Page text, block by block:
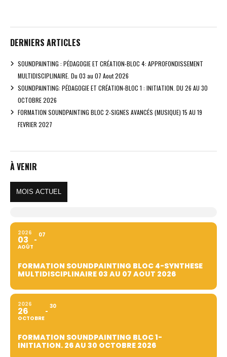
DERNIERS ARTICLES
SOUNDPAINTING : PÉDAGOGIE ET CRÉATION-BLOC 4: APPROFONDISSEMENT
MULTIDISCIPLINAIRE. Du 03 au 07 Aout 2026
SOUNDPAINTING: PÉDAGOGIE ET CRÉATION-BLOC 1 : INITIATION. DU 26 AU 30
OCTOBRE 2026
FORMATION SOUNDPAINTING BLOC 2-SIGNES AVANCÉS (MUSIQUE) 15 AU 19
FEVRIER 2027
À VENIR
MOIS ACTUEL
2026
03
AOÛT
07
FORMATION SOUNDPAINTING BLOC 4-SYNTHESE
MULTIDISCIPLINAIRE 03 AU 07 AOUT 2026
2026
26
OCTOBRE
30
FORMATION SOUNDPAINTING BLOC 1-
INITIATION. 26 AU 30 OCTOBRE 2026